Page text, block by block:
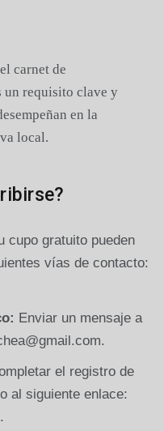
carnet de
un requisito clave y
en la
local.
cupo gratuito pueden
vías de contacto:
Enviar un mensaje a
.
el registro de
al siguiente enlace:
.